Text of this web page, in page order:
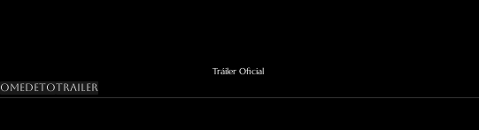
Tráiler Oficial
OmedetoTrailer